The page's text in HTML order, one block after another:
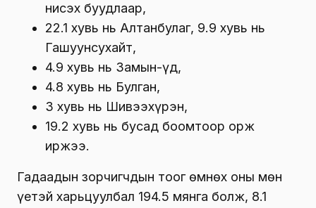
нисэх буудлаар,
22.1 хувь нь Алтанбулаг, 9.9 хувь нь
Гашуунсухайт,
4.9 хувь нь Замын-Үүд,
4.8 хувь нь Булган,
3 хувь нь Шивээхүрэн,
19.2 хувь нь бусад боомтоор орж
иржээ.
Гадаадын зорчигчдын тоог өмнөх оны мөн
үетэй харьцуулбал 194.5 мянга болж, 8.1